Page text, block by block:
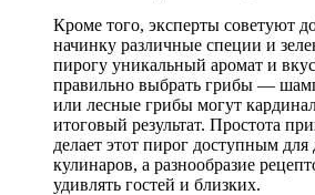
Кроме того, эксперты советуют
начинку различные специи и
пирогу уникальный аромат и
правильно выбрать грибы —
или лесные грибы могут
итоговый результат. Простота
делает этот пирог доступным
кулинаров, а разнообразие
удивлять гостей и близких.